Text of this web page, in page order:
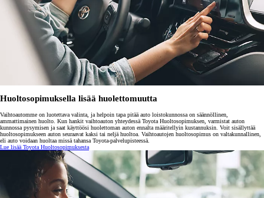
Huoltosopimuksella lisää huolettomuutta
Vaihtoautomme on luotettava valinta, ja helpoin tapa pitää auto loistokunnossa on säännöllinen,
ammattimainen huolto. Kun hankit vaihtoauton yhteydessä Toyota Huoltosopimuksen, varmistat auton
kunnossa pysymisen ja saat käyttöösi huolettoman auton ennalta määritellyin kustannuksin. Voit sisällyttää
huoltosopimukseen auton seuraavat kaksi tai neljä huoltoa. Vaihtoautojen huoltosopimus on valtakunnallinen,
eli auto voidaan huoltaa missä tahansa Toyota-palvelupisteessä.
Lue lisää Toyota Huoltosopimuksesta